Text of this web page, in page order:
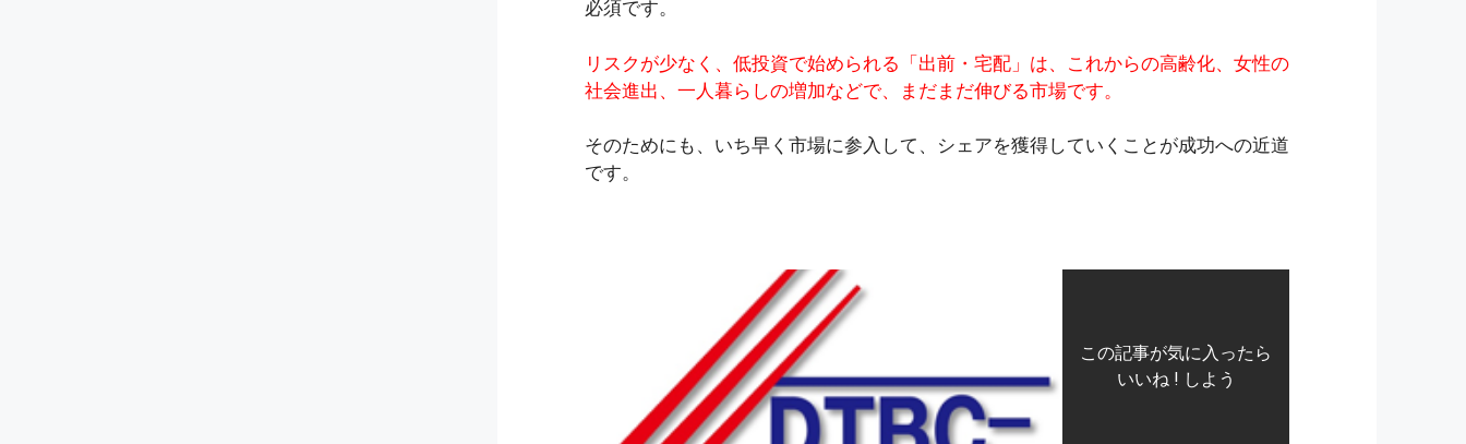
必須です。
リスクが少なく、低投資で始められる「出前・宅配」は、これからの高齢化、女性の
社会進出、一人暮らしの増加などで、まだまだ伸びる市場です。
そのためにも、いち早く市場に参入して、シェアを獲得していくことが成功への近道
です。
この記事が気に入ったら
いいね ! しよう